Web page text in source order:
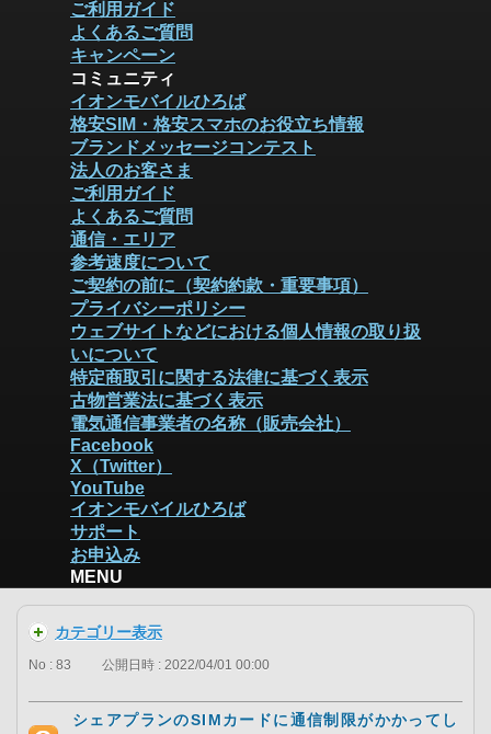
ご利用ガイド
よくあるご質問
キャンペーン
コミュニティ
イオンモバイルひろば
格安SIM・格安スマホのお役立ち情報
ブランドメッセージコンテスト
法人のお客さま
ご利用ガイド
よくあるご質問
通信・エリア
参考速度について
ご契約の前に（契約約款・重要事項）
プライバシーポリシー
ウェブサイトなどにおける個人情報の取り扱
いについて
特定商取引に関する法律に基づく表示
古物営業法に基づく表示
電気通信事業者の名称（販売会社）
Facebook
X（Twitter）
YouTube
イオンモバイルひろば
サポート
お申込み
MENU
カテゴリー表示
No : 83 公開日時 : 2022/04/01 00:00
シェアプランのSIMカードに通信制限がかかってし